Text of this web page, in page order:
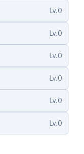
Lv.0
Lv.0
Lv.0
Lv.0
Lv.0
Lv.0